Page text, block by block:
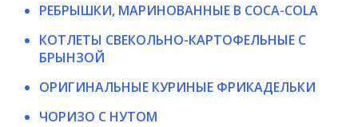
РЕБРЫШКИ, МАРИНОВАННЫЕ В COCA-COLA
КОТЛЕТЫ СВЕКОЛЬНО-КАРТОФЕЛЬНЫЕ С
БРЫНЗОЙ
ОРИГИНАЛЬНЫЕ КУРИНЫЕ ФРИКАДЕЛЬКИ
ЧОРИЗО С НУТОМ